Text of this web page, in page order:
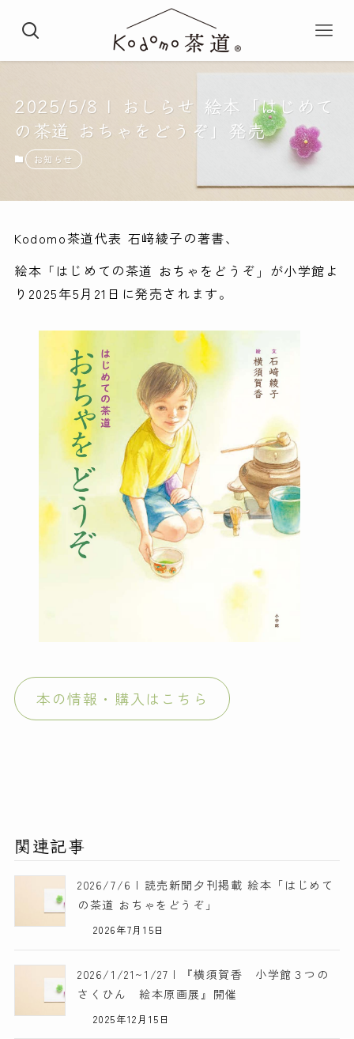
2025/5/8 | おしらせ 絵本「はじめて
の茶道 おちゃをどうぞ」発売
お知らせ
Kodomo茶道代表 石﨑綾子の著書、
絵本「はじめての茶道 おちゃをどうぞ」が小学館よ
り2025年5月21日に発売されます。
本の情報・購入はこちら
関連記事
2026/7/6 | 読売新聞夕刊掲載 絵本「はじめて
の茶道 おちゃをどうぞ」
2026年7月15日
2026/1/21~1/27 | 『横須賀香 小学館３つの
さくひん 絵本原画展』開催
2025年12月15日